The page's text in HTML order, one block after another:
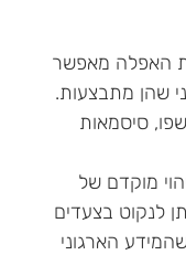
האפלה מאפשר
שהן מתבצעות.
סיסמאות
מוקדם של
לנקוט בצעדים
הארגוני